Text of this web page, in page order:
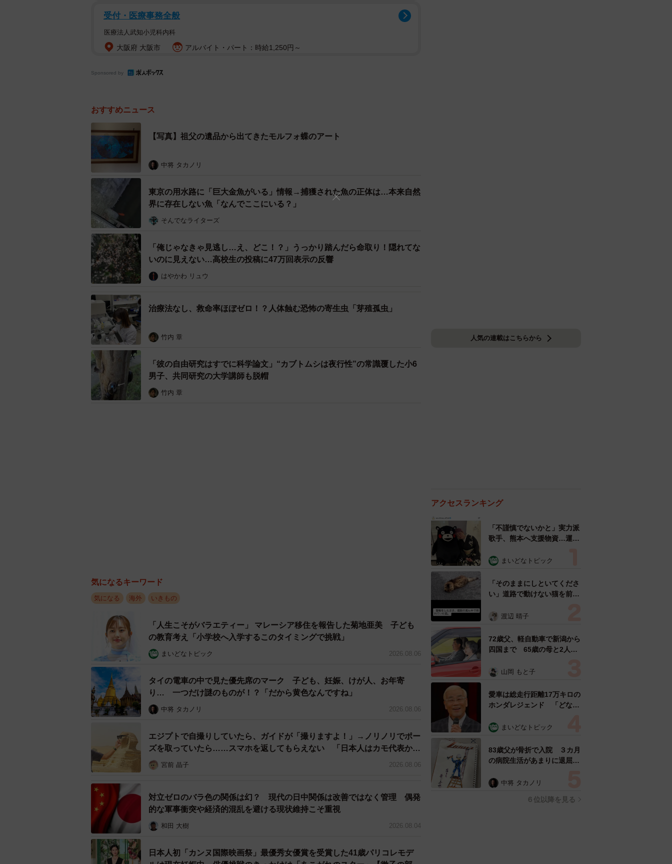
――この作品をご覧になったご感想を。
えあち：遺品でもらったものなので詳細は不明ですが、南米での昆虫観察の経験から、現在
のブラジルは規制が本当に厳しいイメージがあったので、よく持って帰れたなぁと思いまし
た。祖父は一介の商社マンであり、昆虫や規制周りは詳しくなかったか、今ほどブラジルも
うるさくなかったんでしょうね。実際にエクアドルでモルフォ蝶の観察もしましたが、持ち
帰れないので逃がしたりしました。
――ブラジルでのモルフォ蝶の扱いについて。
えあち：リプライで気づいたんですけど「繁殖されたモルフォなら規制回避できる。採集は
できるが持ち出しができない」という規制状況らしいので、繁殖などで合法につくられたも
のだったのかもしれません。
何にせよ、今は採集自体に規制がなかったとしても、昆虫採集の文化のない南米では、現地
の人ともめることもあるようなので、こういったアートを作るために捕まえるのは難しいで
しょうね。
――投稿に大きな反響がありました。
えあち：頑張って書いた小説や、凝ったネタツイ、自分で捕まえたヘラクレスオオカブトよ
りも、こんな投稿がバズって複雑です。
ご覧になったことがあるだろうか？
開時には情報発信されるので、ご興味ある方はぜひSNSをチェックしていただきたい。
【えあちさん関連情報】
▽Xアカウント
https://x.com/air_chip_
▽note
https://note.com/peelingplating
受付・医療事務全般
医療法人武知小児科内科
大阪府 大阪市 アルバイト・パート：時給1,250円～
Sponsored by
おすすめニュース
【写真】祖父の遺品から出てきたモルフォ蝶のアート
中将 タカノリ
東京の用水路に「巨大金魚がいる」情報→捕獲された魚の正体は…本来自然
界に存在しない魚「なんでここにいる？」
そんでなライターズ
「俺じゃなきゃ見逃し…え、どこ！？」うっかり踏んだら命取り！隠れてな
いのに見えない…高校生の投稿に47万回表示の反響
はやかわ リュウ
治療法なし、救命率ほぼゼロ！？人体蝕む恐怖の寄生虫「芽殖孤虫」
竹内 章
「彼の自由研究はすでに科学論文」“カブトムシは夜行性”の常識覆した小6
男子、共同研究の大学講師も脱帽
竹内 章
気になるキーワード
気になる 海外 いきもの
「人生こそがバラエティー」 マレーシア移住を報告した菊地亜美 子ども
の教育考え「小学校へ入学するこのタイミングで挑戦」
まいどなトピック 2026.08.06
タイの電車の中で見た優先席のマーク 子ども、妊娠、けが人、お年寄
り… 一つだけ謎のものが！？「だから黄色なんですね」
中将 タカノリ 2026.08.06
エジプトで自撮りしていたら、ガイドが「撮りますよ！」→ノリノリでポー
ズを取っていたら……スマホを返してもらえない 「日本人はカモ代表か
も」「私は6時間で3万円払った」
宮前 晶子 2026.08.06
対立ゼロのバラ色の関係は幻？ 現代の日中関係は改善ではなく管理 偶発
的な軍事衝突や経済的混乱を避ける現状維持こそ重視
和田 大樹 2026.08.04
日本人初「カンヌ国際映画祭」最優秀女優賞を受賞した41歳パリコレモデ
人気の連載はこちらから
アクセスランキング
「不謹慎でないかと」実力派
歌手、熊本へ支援物資…運搬
めらい 「痛いほど伝わる」
まいどなトピック
「そのままにしといてくださ
い」道路で動けない猫を前に
ようとした4日間 「命の重
表の訴え
渡辺 晴子
72歳父、軽自動車で新潟から
四国まで 65歳の母と2人で
憩まで分刻み… 「大学生で
山岡 もと子
愛車は総走行距離17万キロの
ホンダレジェンド 「どなた
所漫才師が譲渡の意向
まいどなトピック
83歳父が骨折で入院 ３カ月
の病院生活があまりに退屈で
い！」→スケッチブックを見
中将 タカノリ
６位以降を見る